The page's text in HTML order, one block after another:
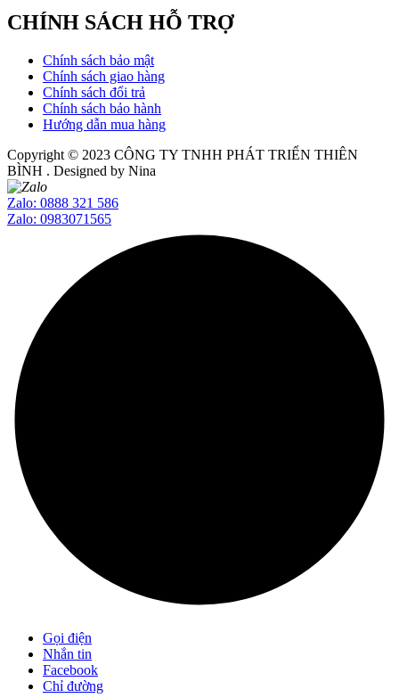
CHÍNH SÁCH HỖ TRỢ
Chính sách bảo mật
Chính sách giao hàng
Chính sách đổi trả
Chính sách bảo hành
Hướng dẫn mua hàng
Copyright © 2023 CÔNG TY TNHH PHÁT TRIỂN THIÊN
BÌNH . Designed by Nina
Zalo: 0888 321 586
Zalo: 0983071565
Gọi điện
Nhắn tin
Facebook
Chỉ đường